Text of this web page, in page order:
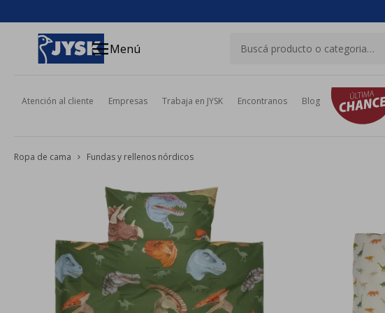
menuMenú
Atención al cliente Empresas Trabaja en JYSK Encontranos Blog
Ropa de cama Fundas y rellenos nórdicos
close